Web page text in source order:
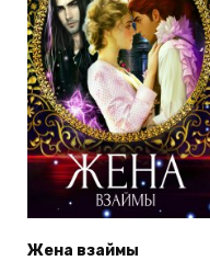
Жена взаймы